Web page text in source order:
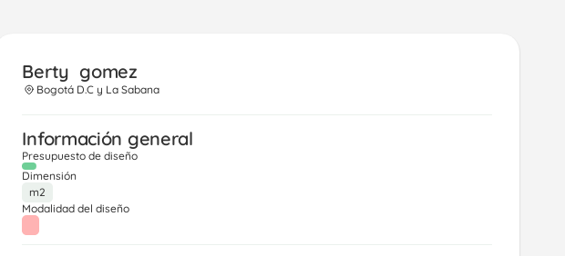
Berty  gomez
Bogotá D.C y La Sabana
Información general
Presupuesto de diseño
Dimensión
m2
Modalidad del diseño